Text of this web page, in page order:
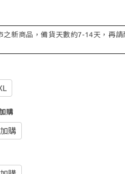
之新商品，備貨天數約7-14天，再請
購
購